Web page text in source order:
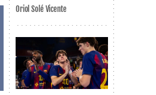
Oriol Solé Vicente